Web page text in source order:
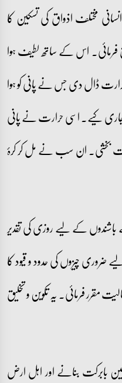
مختلف اذواق کی تسکین کا
اس کے ساتھ لطیف ہوا
حرارت ڈال دی جس نے پانی کو ہوا
جاری کیے۔ اسی حرارت نے پانی
بخشی۔ ان سب نے مل کر کرۂ
کے لیے روزی کی تقدیر
چیزوں کی حدود و قیود کا
مقرر فرمائی۔ یہ تکوین و تخلیق
بابرکت بنانے اور اہل ارض